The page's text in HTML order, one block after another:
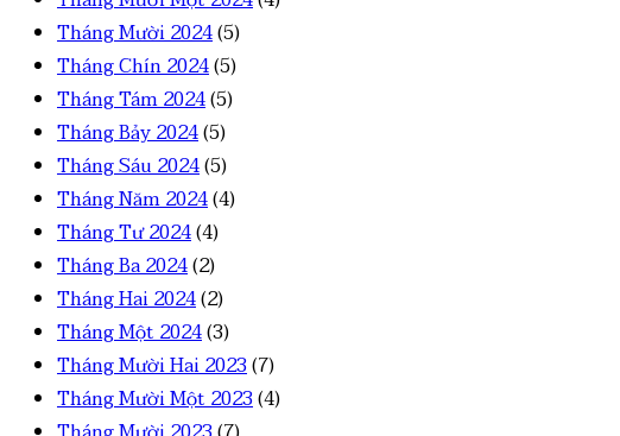
Tháng Mười 2024(5)
Tháng Chín 2024(5)
Tháng Tám 2024(5)
Tháng Bảy 2024(5)
Tháng Sáu 2024(5)
Tháng Năm 2024(4)
Tháng Tư 2024(4)
Tháng Ba 2024(2)
Tháng Hai 2024(2)
Tháng Một 2024(3)
Tháng Mười Hai 2023(7)
Tháng Mười Một 2023(4)